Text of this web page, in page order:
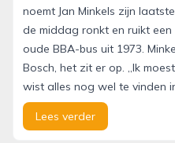
noemt Jan Minkels zijn
de middag ronkt en ruikt
oude BBA-bus uit 1973.
Bosch, het zit er op. ,,Ik
wist alles nog wel te vinden
Lees verder